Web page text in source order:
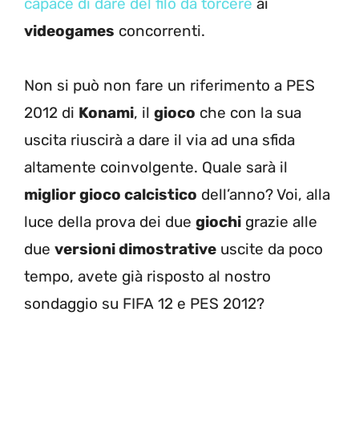
videogames concorrenti.
Non si può non fare un riferimento a PES
2012 di Konami, il gioco che con la sua
uscita riuscirà a dare il via ad una sfida
altamente coinvolgente. Quale sarà il
miglior gioco calcistico dell’anno? Voi, alla
luce della prova dei due giochi grazie alle
due versioni dimostrative uscite da poco
tempo, avete già risposto al nostro
sondaggio su FIFA 12 e PES 2012?